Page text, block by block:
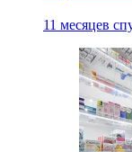
11 месяцев